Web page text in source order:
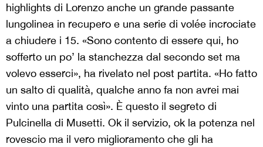
highlights di Lorenzo anche un grande passante
lungolinea in recupero e una serie di volée incrociate
a chiudere i 15. «Sono contento di essere qui, ho
sofferto un po’ la stanchezza dal secondo set ma
volevo esserci», ha rivelato nel post partita. «Ho fatto
un salto di qualità, qualche anno fa non avrei mai
vinto una partita così». È questo il segreto di
Pulcinella di Musetti. Ok il servizio, ok la potenza nel
rovescio ma il vero miglioramento che gli ha